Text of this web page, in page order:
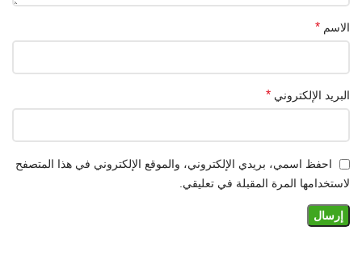
الاسم *
البريد الإلكتروني *
احفظ اسمي، بريدي الإلكتروني، والموقع الإلكتروني في هذا المتصفح
لاستخدامها المرة المقبلة في تعليقي.